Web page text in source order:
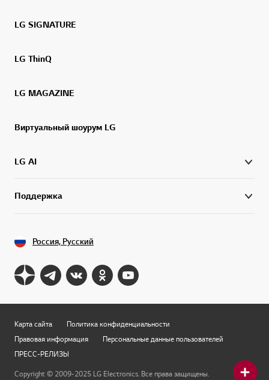
LG SIGNATURE
LG ThinQ
LG MAGAZINE
Виртуальный шоурум LG
LG AI
Поддержка
Россия, Русский
Карта сайта
Политика конфиденциальности
Правовая информация
Персональные данные пользователей
ПРЕСС-РЕЛИЗЫ
Copyright © 2009-2025 LG Electronics. Все права защищены.